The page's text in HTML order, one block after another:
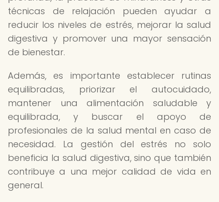
técnicas de relajación pueden ayudar a
reducir los niveles de estrés, mejorar la salud
digestiva y promover una mayor sensación
de bienestar.
Además, es importante establecer rutinas
equilibradas, priorizar el autocuidado,
mantener una alimentación saludable y
equilibrada, y buscar el apoyo de
profesionales de la salud mental en caso de
necesidad. La gestión del estrés no solo
beneficia la salud digestiva, sino que también
contribuye a una mejor calidad de vida en
general.